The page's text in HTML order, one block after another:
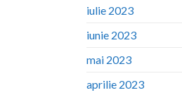
iulie 2023
iunie 2023
mai 2023
aprilie 2023